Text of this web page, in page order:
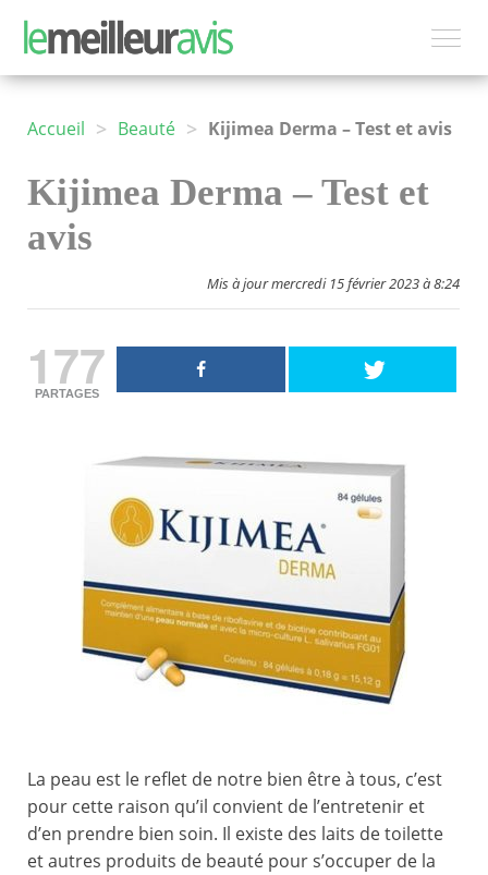
Accueil > Beauté > Kijimea Derma – Test et avis
Kijimea Derma – Test et
avis
Mis à jour mercredi 15 février 2023 à 8:24
177
PARTAGES
La peau est le reflet de notre bien être à tous, c’est
pour cette raison qu’il convient de l’entretenir et
d’en prendre bien soin. Il existe des laits de toilette
et autres produits de beauté pour s’occuper de la